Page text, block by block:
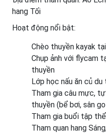
hang Tối
Hoạt động nổi bật:
Chèo thuyền kayak
Chụp ảnh với flycam
thuyền
Lớp học nấu ăn củ du
Tham gia câu mực,
thuyền (bể bơi, sân
Tham gia buổi tập
Tham quan hang